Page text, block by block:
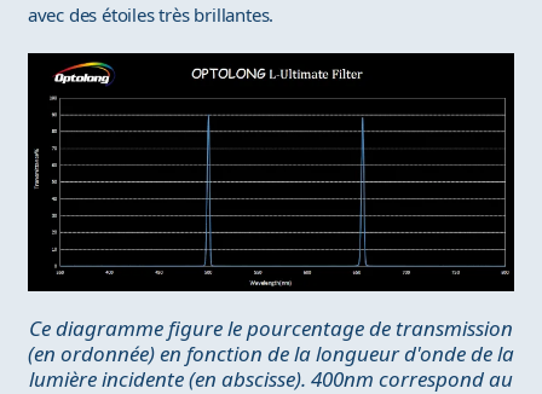
avec des étoiles très brillantes.
Ce diagramme figure le pourcentage de transmission
(en ordonnée) en fonction de la longueur d'onde de la
lumière incidente (en abscisse). 400nm correspond au